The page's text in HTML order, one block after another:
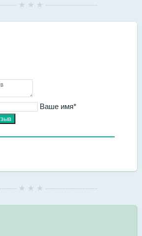
★ ★ ★ ---------------------
Ваше имя*
★ ★ ★ ---------------------